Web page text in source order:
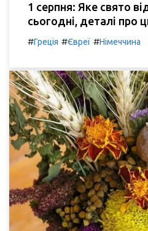
1 серпня: Яке свято
сьогодні, деталі про
#Греція #Євреї #Німеччина